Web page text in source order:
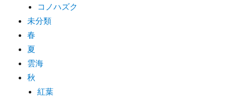
コノハズク
未分類
春
夏
雲海
秋
紅葉